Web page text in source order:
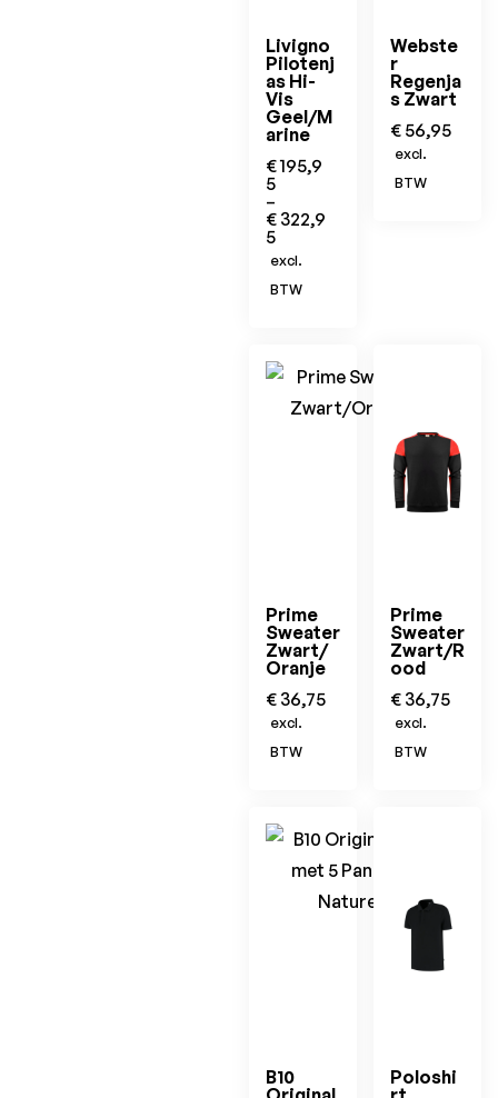
Livigno
Pilotenj
as Hi-
Vis
Geel/M
arine
€195,9
5
–
€ 322,9
5
excl.
BTW
Webste
r
Regenja
s Zwart
€ 56,95
excl.
BTW
Prime
Sweater
Zwart/
Oranje
€ 36,75
excl.
BTW
Prime
Sweater
Zwart/R
ood
€ 36,75
excl.
BTW
B10
Poloshi